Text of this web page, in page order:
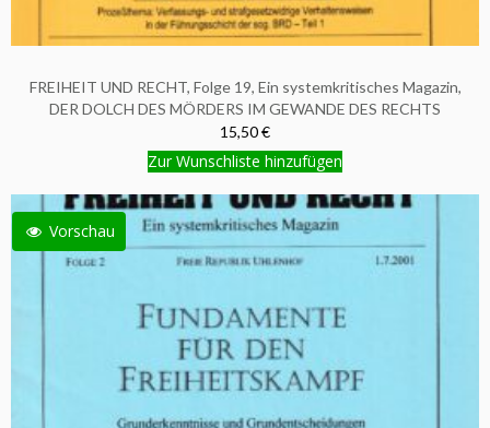
FREIHEIT UND RECHT, Folge 19, Ein systemkritisches Magazin,
DER DOLCH DES MÖRDERS IM GEWANDE DES RECHTS
15,50 €
Zur Wunschliste hinzufügen
Vorschau